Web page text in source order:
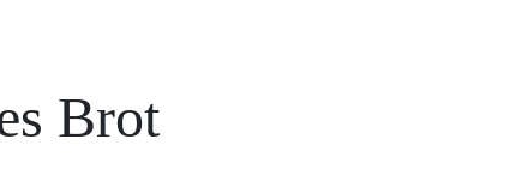
Brot